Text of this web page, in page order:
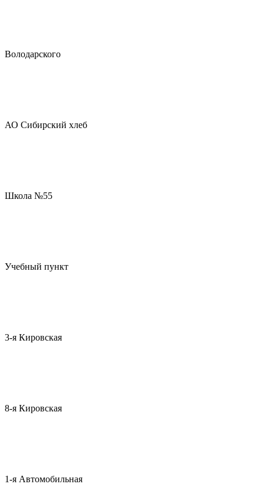
Володарского
АО Сибирский хлеб
Школа №55
Учебный пункт
3-я Кировская
8-я Кировская
1-я Автомобильная